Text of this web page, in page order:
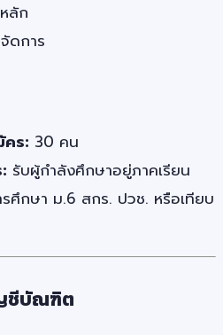
ลัก
ดการ
คร: 30 คน
รับผู้กำลังศึกษาอยู่ภาคเรียน
ศึกษา ม.6 สกร. ปวช. หรือเทียบ
ชีบัณฑิต